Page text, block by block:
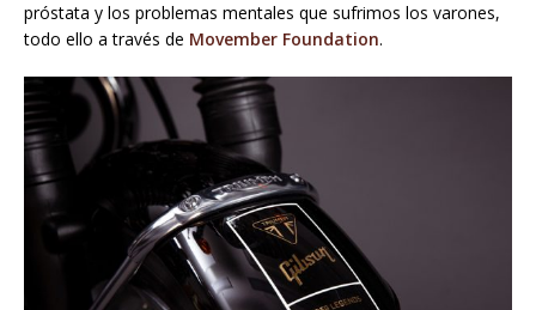
próstata y los problemas mentales que sufrimos los varones,
todo ello a través de Movember Foundation.